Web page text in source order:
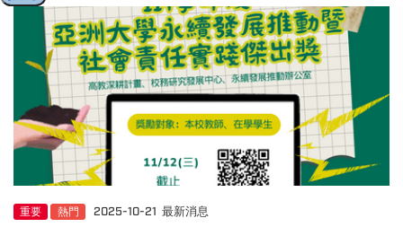
重要 熱門 2025-10-21 最新消息